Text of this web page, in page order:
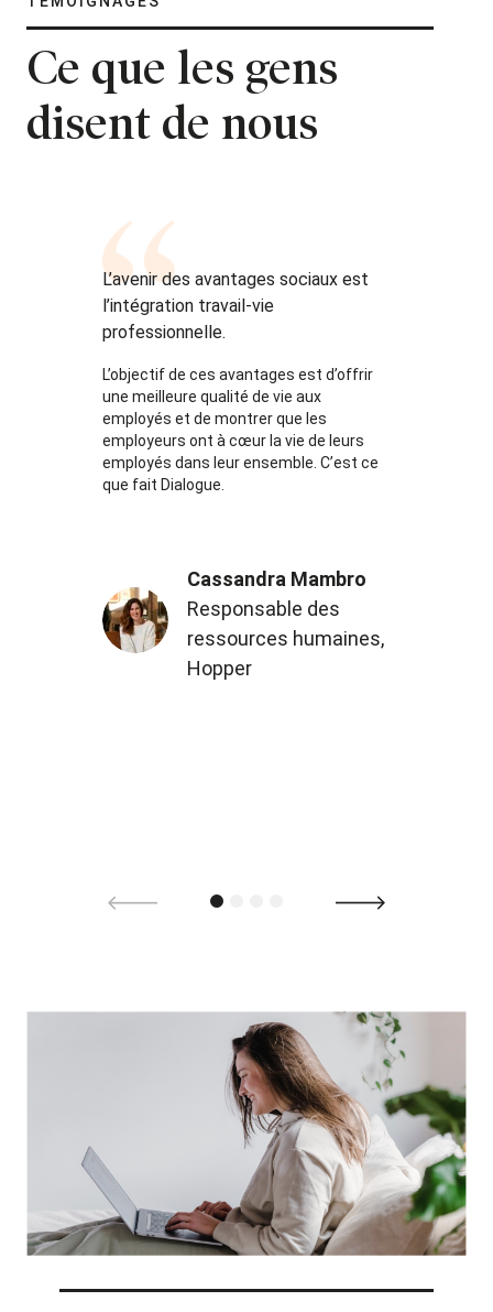
Ce que les gens
disent de nous
L’avenir des avantages sociaux est
l’intégration travail-vie
professionnelle.
L’objectif de ces avantages est d’offrir
une meilleure qualité de vie aux
employés et de montrer que les
employeurs ont à cœur la vie de leurs
employés dans leur ensemble. C’est ce
que fait Dialogue.
Cassandra Mambro
Responsable des
ressources humaines,
Hopper